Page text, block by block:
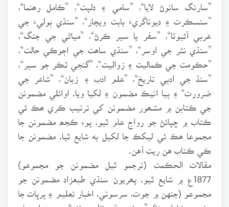
”سارنگ سانوڻ لايا“، ”سامي ۽ دلپت“، ”ڪامل رھنما“،
”سنسڪرت ۽ ديوناگريءَ بابت ويچار“، ”سنڌي ٻوليءَ جي
عربي آئيوٽا“، ”سفر يا سير ڪرڻ“، ”مياڻي جي جنگ“،
”سنڌي نثر جي اوسر“، ”سنڌي ساھت جي اڄوڪي حالت“،
”حڪومت جي ڪماليت ۽ زواليت“، ”گنجي ٽڪر جو سير“،
”سنڌ جي ادبي تاريخ“، ”علم ادب ۽ زبان“، ”شاعر جي
ضرورت“ ۽ ٻيا انيڪ مضمون ۽ لکيا ويا. اوائلي مضمونن
جي ڪتابن ۾ مشھور مضمونن کي ترتيب ڪري ھڪ ئي
ڪتاب ۾ ڇپائڻ جو رواج عام ٿيو، پوءِ ڪجھ مضمونن جا
مجموعا ھڪ ئي ليکڪ جا لکيل به شايع ٿيا. مضمونن جا
ڪي ڪتاب هن ريت آهن.
مقالات الحڪمت (ترجمو ٿيل مضمونن جو مجموعو)
1877ع ۾ شايع ٿيو. پھريون سنڌي طبعزاد مضمونن جو
مجموعو (جنهن ۾ جوت، سرسوتي، اخبار تعليم ۽ پرڀات جا
مضمون شامل ھئا). ”چونڊ سنڌي نظم و نثر“ جي عنوان سان